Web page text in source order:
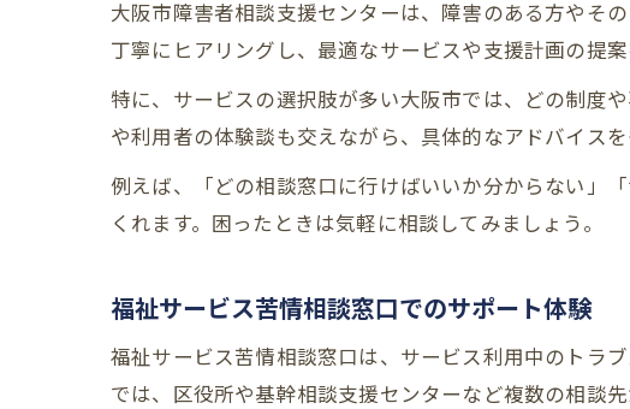
精
福
制度利
相
大阪市障害者相談支援センターは、障害のある方やそ
丁寧にヒアリングし、最適なサービスや支援計画の提
特に、サービスの選択肢が多い大阪市では、どの制度
や利用者の体験談も交えながら、具体的なアドバイス
例えば、「どの相談窓口に行けばいいか分からない」
くれます。困ったときは気軽に相談してみましょう。
福祉サービス苦情相談窓口でのサポート体験
福祉サービス苦情相談窓口は、サービス利用中のトラ
では、区役所や基幹相談支援センターなど複数の相談